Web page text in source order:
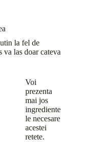
la fel de
va las doar cateva
Voi
prezenta
mai jos
ingrediente
le necesare
acestei
retete.